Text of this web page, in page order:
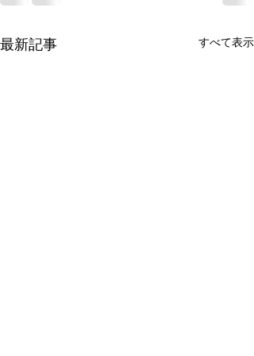
最新記事 すべて表示